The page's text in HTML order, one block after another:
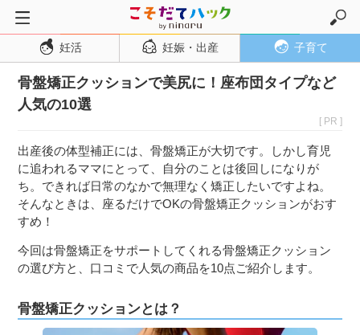
トップページ
妊活
妊娠・出産
妊娠初期
妊娠中期
妊娠後期
出産
子育て・育児
０歳児
１歳児
妊活 妊娠・出産 子育て
骨盤矯正クッションで美尻に！座布団タイプなど
人気の10選
[ PR ]
出産後の体型補正には、骨盤矯正が大切です。しかし育児
に追われるママにとって、自分のことは後回しになりが
ち。できれば日常のなかで無理なく矯正したいですよね。
そんなときは、座るだけでOKの骨盤矯正クッションがおす
すめ！
今回は骨盤矯正をサポートしてくれる骨盤矯正クッション
の選び方と、口コミで人気の商品を10点ご紹介します。
骨盤矯正クッションとは？